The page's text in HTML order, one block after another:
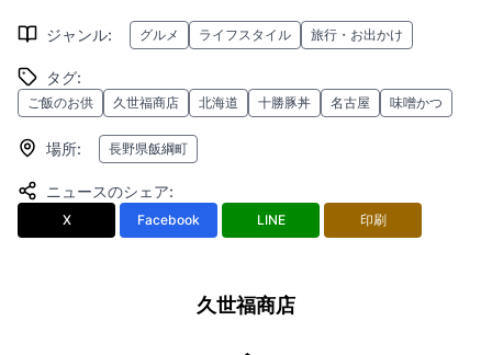
ジャンル: グルメ ライフスタイル 旅行・お出かけ
タグ:
ご飯のお供 久世福商店 北海道 十勝豚丼 名古屋 味噌かつ
場所: 長野県飯綱町
ニュースのシェア:
X Facebook LINE 印刷
久世福商店